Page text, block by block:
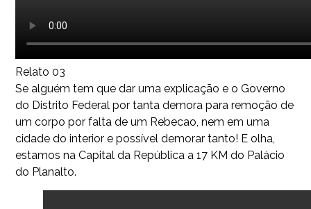
Relato 03
Se alguém tem que dar uma explicação e o Governo
do Distrito Federal por tanta demora para remoção de
um corpo por falta de um Rebecao, nem em uma
cidade do interior e possível demorar tanto! E olha,
estamos na Capital da República a 17 KM do Palácio
do Planalto.